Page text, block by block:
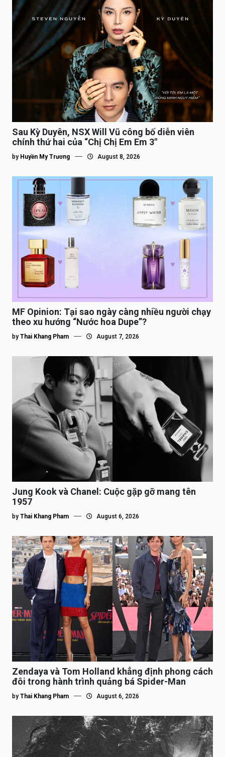
Sau Kỳ Duyên, NSX Will Vũ công bố diễn viên
chính thứ hai của “Chị Chị Em Em 3″
by Huyền My Trương August 8, 2026
MF Opinion: Tại sao ngày càng nhiều người chạy
theo xu hướng “Nước hoa Dupe”?
by Thai Khang Pham August 7, 2026
Jung Kook và Chanel: Cuộc gặp gỡ mang tên
1957
by Thai Khang Pham August 6, 2026
Zendaya và Tom Holland khẳng định phong cách
đôi trong hành trình quảng bá Spider-Man
by Thai Khang Pham August 6, 2026